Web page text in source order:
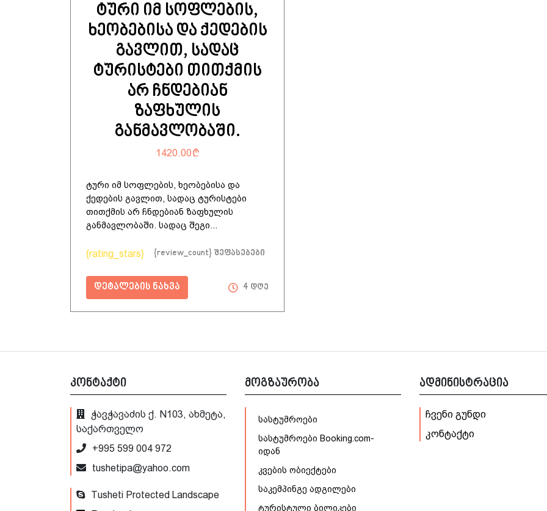
ტური იმ სოფლების,
ხეობებისა და ქედების
გავლით, სადაც
ტურისტები თითქმის
არ ჩნდებიან
ზაფხულის
განმავლობაში.
1420.00
ტური იმ სოფლების, ხეობებისა და
ქედების გავლით, სადაც ტურისტები
თითქმის არ ჩნდებიან ზაფხულის
განმავლობაში. სადაც შეგი...
{rating_stars} {review_count} შეფასებები
დეტალების ნახვა 4 დღე
კონტაქტი
ჭავჭავაძის ქ. N103, ახმეტა,
საქართველო
+995 599 004 972
tushetipa@yahoo.com
Tusheti Protected Landscape
მოგზაურობა
სასტუმროები
სასტუმროები Booking.com-
იდან
კვების ობიექტები
საკემპინგე ადგილები
ტურისტული ბილიკები
ადმინისტრაცია
ჩვენი გუნდი
კონტაქტი